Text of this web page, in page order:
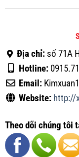
Địa chỉ:số 71A
Hotline:
Email:
Website: http://
Theo dõi chúng tôi